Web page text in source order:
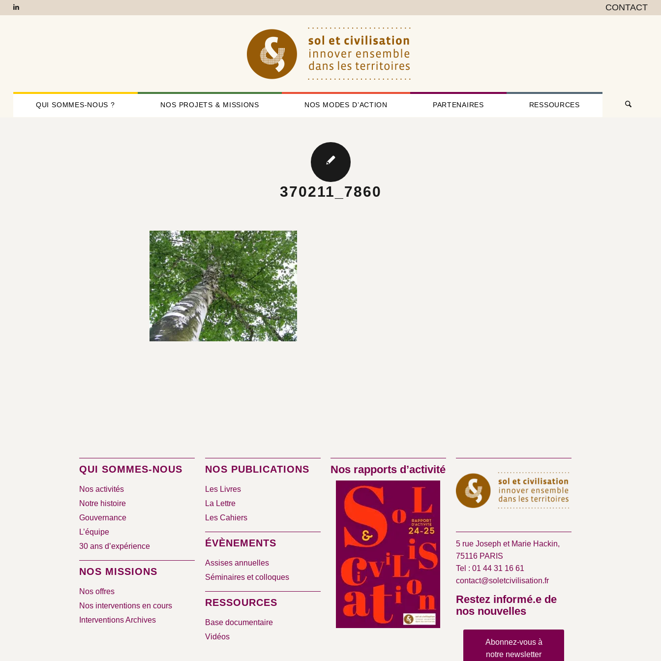
CONTACT
QUI SOMMES-NOUS ? NOS PROJETS & MISSIONS NOS MODES D’ACTION PARTENAIRES RESSOURCES
370211_7860
QUI SOMMES-NOUS
Nos activités
Notre histoire
Gouvernance
L’équipe
30 ans d’expérience
NOS MISSIONS
Nos offres
Nos interventions en cours
Interventions Archives
NOS PUBLICATIONS
Les Livres
La Lettre
Les Cahiers
ÉVÈNEMENTS
Assises annuelles
Séminaires et colloques
RESSOURCES
Base documentaire
Vidéos
Nos rapports d’activité
5 rue Joseph et Marie Hackin,
75116 PARIS
Tel : 01 44 31 16 61
contact@soletcivilisation.fr
Restez informé.e de
nos nouvelles
Abonnez-vous à
notre newsletter